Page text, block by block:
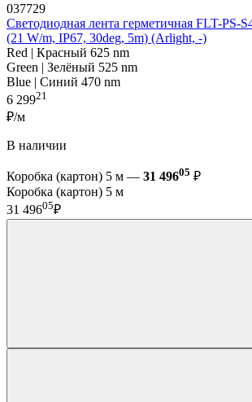
037729
Светодиодная лента герметичная FLT-PS-
(21 W/m, IP67, 30deg, 5m) (Arlight, -)
Red | Красный 625 nm
Green | Зелёный 525 nm
Blue | Синий 470 nm
6 29921
₽/м
В наличии
Коробка (картон) 5 м — 31 49605 ₽
Коробка (картон) 5 м
31 49605₽